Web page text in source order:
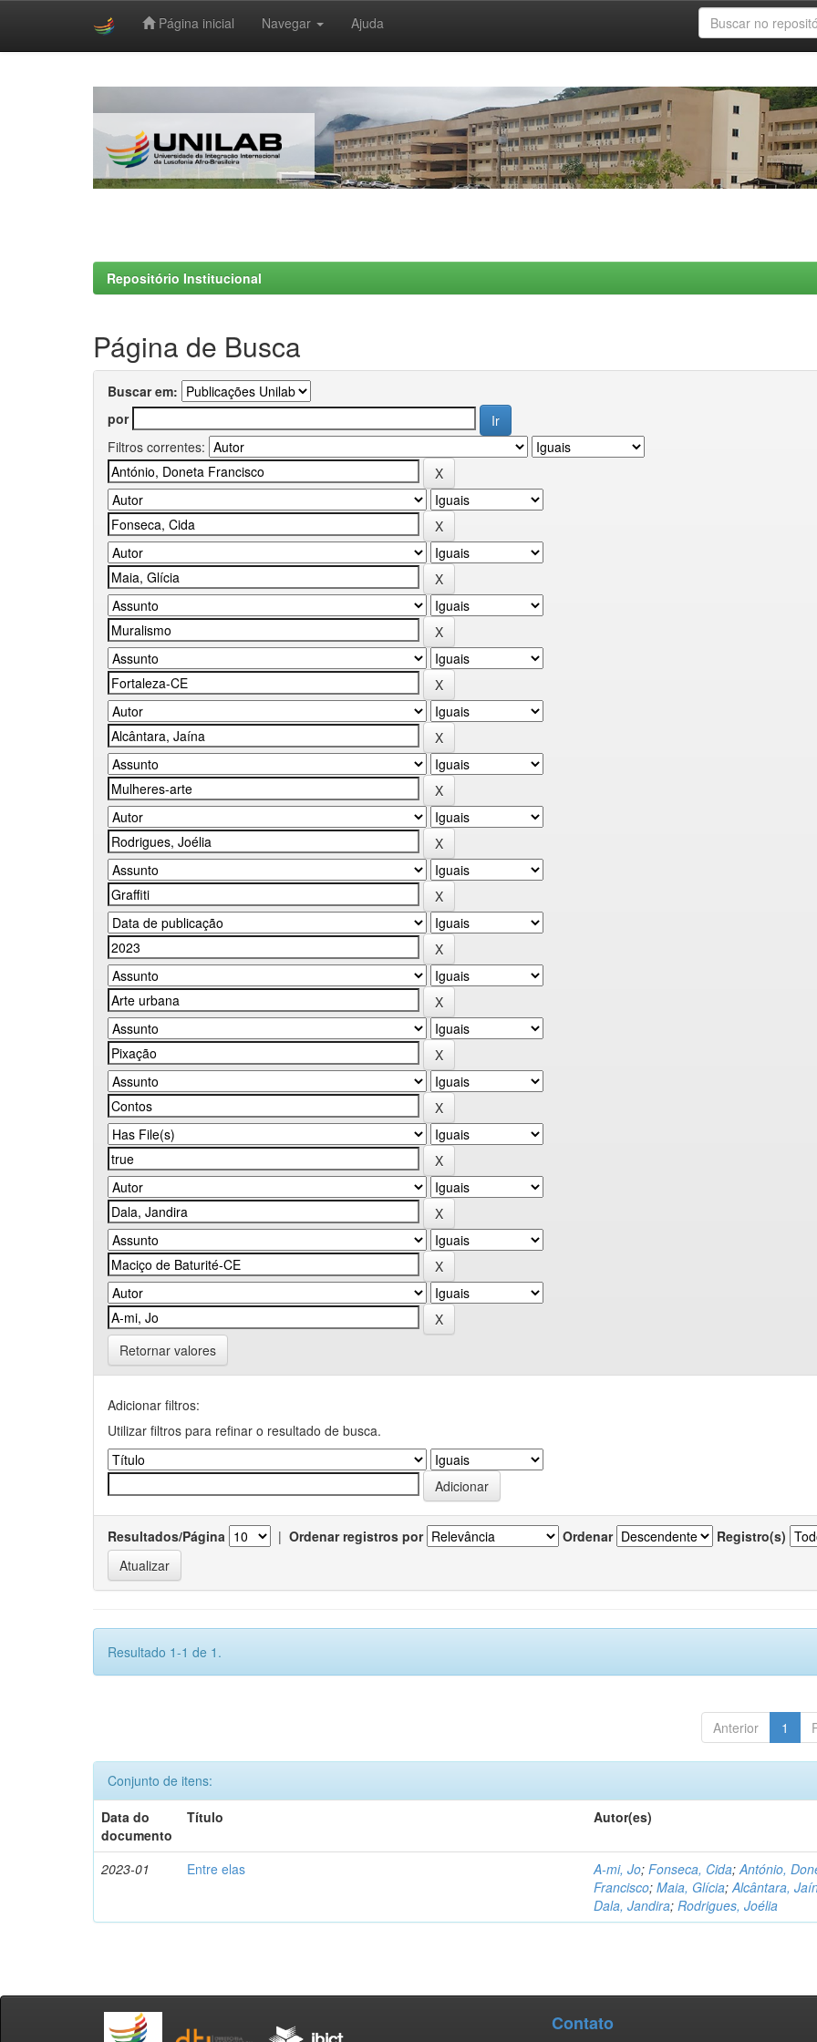
Página inicial Navegar Ajuda
Repositório Institucional
Página de Busca
Buscar em:
por
Filtros correntes:
Retornar valores
Adicionar filtros:
Utilizar filtros para refinar o resultado de busca.
Resultados/Página | Ordenar registros por Ordenar Registro(s)
Resultado 1-1 de 1.
Anterior 1
Conjunto de itens:
Data do
documento
Título Autor(es)
2023-01 Entre elas A-mi, Jo;Fonseca, Cida;António,
Francisco;Maia, Glícia;Alcântara,
Dala, Jandira;Rodrigues, Joélia
Contato